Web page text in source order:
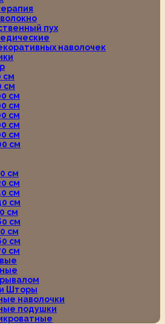
пух
наволочек
см
см
см
см
см
см
см
см
см
см
см
см
см
см
см
см
см
Шторы
наволочки
подушки